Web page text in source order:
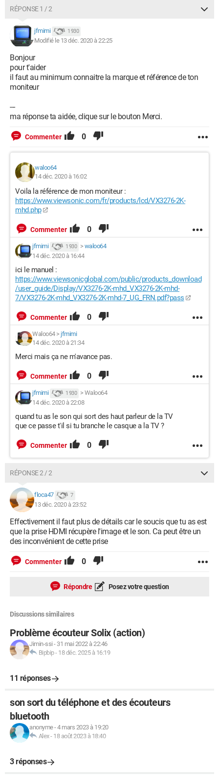
RÉPONSE 1 / 2
jfmimi 1 930
Modifié le 13 déc. 2020 à 22:25
Bonjour
pour t'aider
il faut au minimum connaitre la marque et référence de ton
moniteur
---
ma réponse ta aidée, clique sur le bouton Merci.
Commenter 0
waloo64
14 déc. 2020 à 16:02
Voila la référence de mon moniteur :
https://www.viewsonic.com/fr/products/lcd/VX3276-2K-
mhd.php
Commenter 0
jfmimi 1 930 > waloo64
14 déc. 2020 à 16:44
ici le manuel :
https://www.viewsonicglobal.com/public/products_download
/user_guide/Display/VX3276-2K-mhd_VX3276-2K-mhd-
7/VX3276-2K-mhd_VX3276-2K-mhd-7_UG_FRN.pdf?pass
Commenter 0
Waloo64> jfmimi
14 déc. 2020 à 21:34
Merci mais ça ne m'avance pas.
Commenter 0
jfmimi 1 930 > Waloo64
14 déc. 2020 à 22:08
quand tu as le son qui sort des haut parleur de la TV
que ce passe t'il si tu branche le casque a la TV ?
Commenter 0
RÉPONSE 2 / 2
floca47 7
13 déc. 2020 à 23:52
Effectivement il faut plus de détails car le soucis que tu as est
que la prise HDMI récupère l'image et le son. Ca peut être un
des inconvénient de cette prise
Commenter 0
Répondre Posez votre question
Discussions similaires
Problème écouteur Solix (action)
Jimin-ssi - 31 mai 2022 à 22:46
Bipbip- 18 déc. 2025 à 16:19
11 réponses
son sort du téléphone et des écouteurs
bluetooth
anonyme-4 mars 2023 à 19:20
Alex- 18 août 2023 à 18:40
3 réponses